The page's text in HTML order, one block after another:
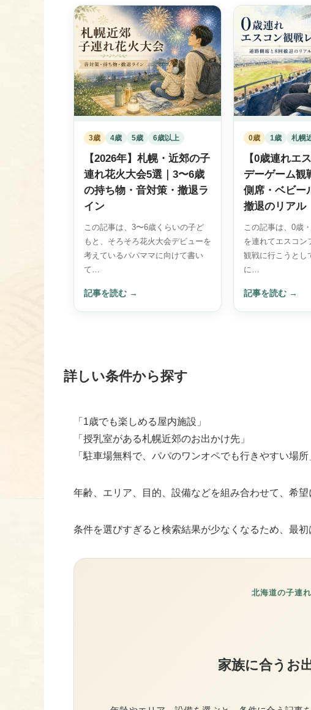
3歳 4歳 5歳 6歳以上
【2026年】札幌・近郊の子
連れ花火大会5選｜3〜6歳
の持ち物・音対策・撤退ラ
イン
この記事は、3〜6歳くらいの子ど
もと、そろそろ花火大会デビューを
考えているパパママに向けて書い
て…
記事を読む →
0歳 1歳 札幌
【0歳連れエ
デーゲーム観
側席・ベビー
撤退のリアル
この記事は、0歳
を連れてエスコン
観戦に行こうとし
に…
記事を読む →
詳しい条件から探す
「1歳でも楽しめる屋内施設」
「授乳室がある札幌近郊のお出かけ先」
「駐車場無料で、パパのワンオペでも行きやすい場所
年齢、エリア、目的、設備などを組み合わせて、希望
条件を選びすぎると検索結果が少なくなるため、最
北海道の子連
家族に合うお